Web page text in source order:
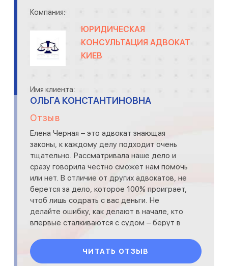
Компания:
ЮРИДИЧЕСКАЯ
КОНСУЛЬТАЦИЯ АДВОКАТ
КИЕВ
Имя клиента:
ОЛЬГА КОНСТАНТИНОВНА
Отзыв
Елена Черная – это адвокат знающая
законы, к каждому делу подходит очень
тщательно. Рассматривала наше дело и
сразу говорила честно сможет нам помочь
или нет. В отличие от других адвокатов, не
берется за дело, которое 100% проиграет,
чтоб лишь содрать с вас деньги. Не
делайте ошибку, как делают в начале, кто
впервые сталкиваются с судом – берут в
ЧИТАТЬ ОТЗЫВ